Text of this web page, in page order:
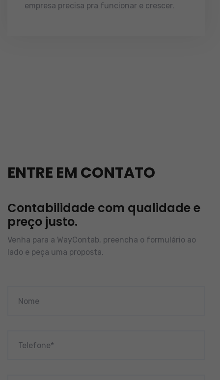
empresa precisa pra funcionar e crescer.
ENTRE EM CONTATO
Contabilidade com qualidade e
preço justo.
Venha para a WayContab, preencha o formulário ao
lado e peça uma proposta.